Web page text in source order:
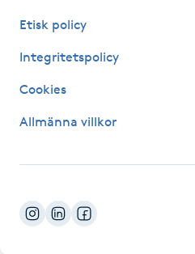
Hårvård
Hälsa
Hälsprickor
Etisk policy
Integritetspolicy
Cookies
Allmänna villkor